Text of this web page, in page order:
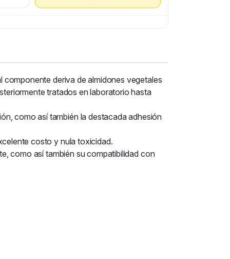
componente deriva de almidones vegetales
tratados en laboratorio hasta
como así también la destacada adhesión
costo y nula toxicidad.
como así también su compatibilidad con